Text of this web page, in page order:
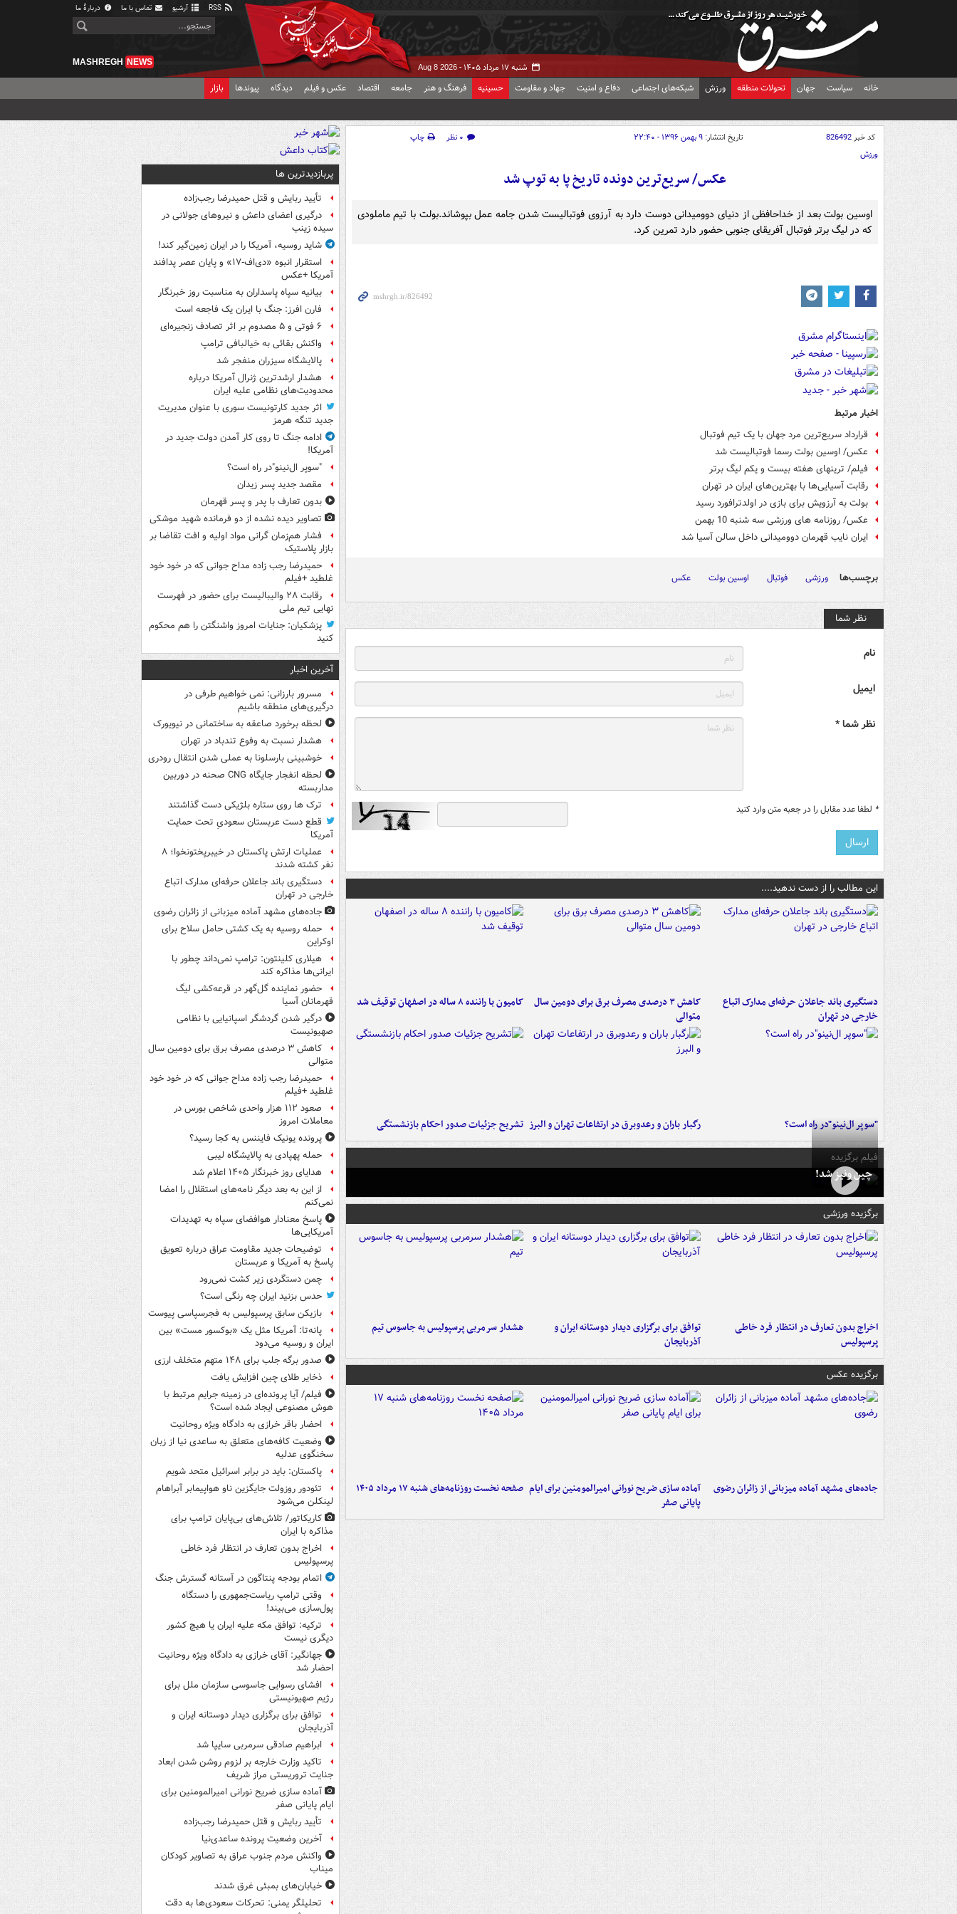
آرشیو تماس با ما دربارهٔ ما
شنبه ۱۷ مرداد ۱۴۰۵ - Aug 8 2026
MASHREGH NEWS
خانه سیاست جهان تحولات منطقه ورزش شبکه‌های اجتماعی دفاع و امنیت جهاد و مقاومت حسینیه فرهنگ و هنر جامعه اقتصاد عکس و فیلم دیدگاه پیوندها بازار
کد خبر826492 تاریخ انتشار: ۹ بهمن ۱۳۹۶ - ۲۲:۴۰ ۰ نظر
چاپ
ورزش
عکس/ سریع‌ترین دونده تاریخ پا به توپ شد
اوسین بولت بعد از خداحافظی از دنیای دوومیدانی دوست دارد به آرزوی فوتبالیست شدن جامه عمل بپوشاند.بولت با تیم ماملودی
که در لیگ برتر فوتبال آفریقای جنوبی حضور دارد تمرین کرد.
اخبار مرتبط
قرارداد سریع‌ترین مرد جهان با یک تیم فوتبال
عکس/ اوسین بولت رسما فوتبالیست شد
فیلم/ ترینهای هفته بیست و یکم لیگ برتر
رقابت آسیایی‌ها با بهترین‌های ایران در تهران
بولت به آرزویش برای بازی در اولدترافورد رسید
عکس/ روزنامه های ورزشی سه شنبه 10 بهمن
ایران نایب قهرمان دوومیدانی داخل سالن آسیا شد
برچسب‌ها ورزشی فوتبال اوسین بولت عکس
نظر شما
نام
ایمیل
نظر شما *
* لطفا عدد مقابل را در جعبه متن وارد کنید
این مطالب را از دست ندهید....
دستگیری باند جاعلان حرفه‌ای مدارک اتباع
خارجی در تهران
کاهش ۳ درصدی مصرف برق برای دومین سال
متوالی
کامیون با راننده ۸ ساله در اصفهان توقیف شد
"سوپر ال‌نینو"در راه است؟ رگبار باران و رعدوبرق در ارتفاعات تهران و البرز تشریح جزئیات صدور احکام بازنشستگی
فیلم برگزیده
چین ونیز شد!
برگزیده ورزشی
اخراج بدون تعارف در انتظار فرد خاطی
پرسپولیس
توافق برای برگزاری دیدار دوستانه ایران و
آذربایجان
هشدار سرمربی پرسپولیس به جاسوس تیم
برگزیده عکس
جاده‌های مشهد آماده میزبانی از زائران رضوی
آماده سازی ضریح نورانی امیرالمومنین برای ایام
پایانی صفر
صفحه نخست روزنامه‌های شنبه ۱۷ مرداد ۱۴۰۵
پربازدیدترین ها
تأیید ربایش و قتل حمیدرضا رجب‌زاده
درگیری اعضای داعش و نیروهای جولانی در
سیده زینب
شاید روسیه، آمریکا را در ایران زمین‌گیر کند!
استقرار انبوه «دی‌اف‑۱۷» و پایان عصر پدافند
آمریکا +عکس
بیانیه سپاه پاسداران به مناسبت روز خبرنگار
فارن افرز: جنگ با ایران یک فاجعه است
۶ فوتی و ۵ مصدوم بر اثر تصادف زنجیره‌ای
واکنش بقائی به خیالبافی ترامپ
پالایشگاه سیزران منفجر شد
هشدار ارشدترین ژنرال آمریکا درباره
محدودیت‌های نظامی علیه ایران
اثر جدید کارتونیست سوری با عنوان مدیریت
جدید تنگه هرمز
ادامه جنگ تا روی کار آمدن دولت جدید در
آمریکا!
"سوپر ال‌نینو"در راه است؟
مقصد جدید پسر زیدان
بدون تعارف با پدر و پسر قهرمان
تصاویر دیده‌ نشده از دو فرمانده شهید موشکی
فشار هم‌زمان گرانی مواد اولیه و افت تقاضا بر
بازار پلاستیک
حمیدرضا رجب زاده مداح جوانی که در خود خود
غلطید +فیلم
رقابت ۲۸ والیبالیست برای حضور در فهرست
نهایی تیم ملی
پزشکیان: جنایات امروز واشنگتن را هم محکوم
کنید
آخرین اخبار
مسرور بارزانی: نمی خواهیم طرفی در
درگیری‌های منطقه باشیم
لحظه برخورد صاعقه به ساختمانی در نیویورک
هشدار نسبت به وفوع تندباد در تهران
خوشبینی بارسلونا به عملی شدن انتقال رودری
لحظه انفجار جایگاه CNG صحنه در دوربین
مداربسته
ترک ها روی ستاره بلژیکی دست گذاشتند
قطع دست عربستان سعودیِ تحت حمایت
آمریکا
عملیات ارتش پاکستان در خیبرپختونخوا؛ ۸
نفر کشته شدند
دستگیری باند جاعلان حرفه‌ای مدارک اتباع
خارجی در تهران
جاده‌های مشهد آماده میزبانی از زائران رضوی
حمله روسیه به یک کشتی حامل سلاح برای
اوکراین
هیلاری کلینتون: ترامپ نمی‌داند چطور با
ایرانی‌ها مذاکره کند
حضور نماینده گل‌گهر در قرعه‌کشی لیگ
قهرمانان آسیا
درگیر شدن گردشگر اسپانیایی با نظامی
صهیونیست
کاهش ۳ درصدی مصرف برق برای دومین سال
متوالی
حمیدرضا رجب زاده مداح جوانی که در خود خود
غلطید +فیلم
صعود ۱۱۲ هزار واحدی شاخص بورس در
معاملات امروز
پرونده یونیک فایننس به کجا رسید؟
حمله پهپادی به پالایشگاه لیبی
هدایای روز خبرنگار ۱۴۰۵ اعلام شد
از این به بعد دیگر نامه‌های استقلال را امضا
نمی‌کنم
پاسخ معنادار هوافضای سپاه به تهدیدات
آمریکایی‌ها
توضیحات جدید مقاومت عراق درباره تعویق
پاسخ به آمریکا و عربستان
چمن دستگردی زیر کشت نمی‌رود
حدس بزنید ایران چه رنگی است؟
بازیکن سابق پرسپولیس به فجرسپاسی پیوست
پانه‌تا: آمریکا مثل یک «بوکسور مست» بین
ایران و روسیه می‌دود
صدور برگه جلب برای ۱۴۸ متهم متخلف ارزی
ذخایر طلای چین افزایش یافت
فیلم/ آیا پرونده‌ای در زمینه جرایم مرتبط با
هوش مصنوعی ایجاد شده است؟
احضار باقر خرازی به دادگاه ویژه روحانیت
وضعیت کافه‌های متعلق به ساعدی نیا از زبان
سخنگوی عدلیه
پاکستان: باید در برابر اسرائیل متحد شویم
تئودور روزولت جایگزین ناو هواپیمابر آبراهام
لینکلن می‌شود
کاریکاتور/ تلاش‌های بی‌پایان ترامپ برای
مذاکره با ایران
اخراج بدون تعارف در انتظار فرد خاطی
پرسپولیس
اتمام بودجه پنتاگون در آستانه گسترش جنگ
وقتی ترامپ ریاست‌جمهوری را دستگاه
پول‌سازی می‌بیند!
ترکیه: توافق مکه علیه ایران یا هیچ کشور
دیگری نیست
جهانگیر: آقای خرازی به دادگاه ویژه روحانیت
احضار شد
افشای رسوایی جاسوسی سازمان ملل برای
رژیم صهیونیستی
توافق برای برگزاری دیدار دوستانه ایران و
آذربایجان
ابراهیم صادقی سرمربی سایپا شد
تاکید وزارت خارجه بر لزوم روشن شدن ابعاد
جنایت تروریستی مراز شریف
آماده سازی ضریح نورانی امیرالمومنین برای
ایام پایانی صفر
تأیید ربایش و قتل حمیدرضا رجب‌زاده
آخرین وضعیت پرونده ساعدی‌نیا
واکنش مردم جنوب عراق به تصاویر کودکان
میناب
خیابان‌های بمبئی غرق شدند
تحلیلگر یمنی: تحرکات سعودی‌ها به دقت